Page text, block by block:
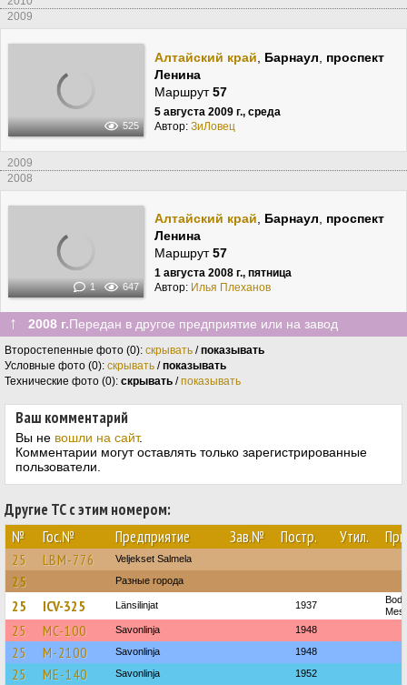
2009
525
Алтайский край Барнаул
проспект
Ленина
Маршрут57
5 августа 2009 г., среда
Автор: ЗиЛовец
2009
2008
1 647
Алтайский край Барнаул
проспект
Ленина
Маршрут57
1 августа 2008 г., пятница
Автор: Илья Плеханов
↑ 2008 г.Передан в другое предприятие или на завод
Второстепенные фото (0): скрывать /показывать
Условные фото (0): скрывать /показывать
Технические фото (0): скрывать /показывать
Ваш комментарий
Вы не вошли на сайт.
Комментарии могут оставлять только зарегистрированные
пользователи.
Другие ТС с этим номером:
№
Гос.№ Предприятие Зав.№ Постр. Утил.
25 LBM-776 Veljekset Salmela
25 Разные города
25 ICV-325 Länsilinjat 1937
25 MC-100 Savonlinja 1948
25 M-2100 Savonlinja 1948
25 ME-140 Savonlinja 1952